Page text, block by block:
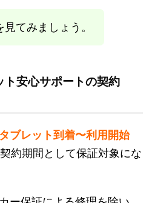
てみましょう。
ト安心サポートの契約
タブレット到着〜利用開始
約期間として保証対象にな